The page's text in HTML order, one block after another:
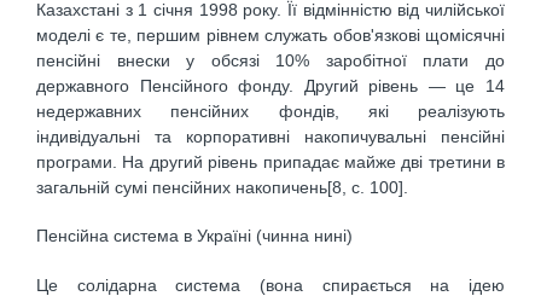
Казахстані з 1 січня 1998 року. Її відмінністю від чилійської
моделі є те, першим рівнем служать обов'язкові щомісячні
пенсійні внески у обсязі 10% заробітної плати до
державного Пенсійного фонду. Другий рівень — це 14
недержавних пенсійних фондів, які реалізують
індивідуальні та корпоративні накопичувальні пенсійні
програми. На другий рівень припадає майже дві третини в
загальній сумі пенсійних накопичень[8, с. 100].
Пенсійна система в Україні (чинна нині)
Це солідарна система (вона спирається на ідею